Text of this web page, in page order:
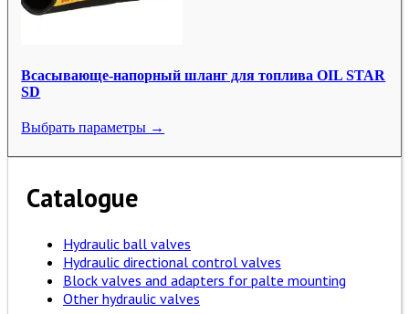
Всасывающе-напорный шланг для топлива OIL STAR
SD
Выбрать параметры →
Catalogue
Hydraulic ball valves
Hydraulic directional control valves
Block valves and adapters for palte mounting
Other hydraulic valves